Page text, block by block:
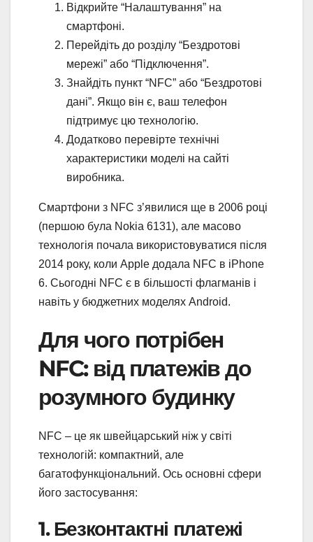
Відкрийте “Налаштування” на
смартфоні.
Перейдіть до розділу “Бездротові
мережі” або “Підключення”.
Знайдіть пункт “NFC” або “Бездротові
дані”. Якщо він є, ваш телефон
підтримує цю технологію.
Додатково перевірте технічні
характеристики моделі на сайті
виробника.
Смартфони з NFC з’явилися ще в 2006 році
(першою була Nokia 6131), але масово
технологія почала використовуватися після
2014 року, коли Apple додала NFC в iPhone
6. Сьогодні NFC є в більшості флагманів і
навіть у бюджетних моделях Android.
Для чого потрібен
NFC: від платежів до
розумного будинку
NFC – це як швейцарський ніж у світі
технологій: компактний, але
багатофункціональний. Ось основні сфери
його застосування:
1. Безконтактні платежі